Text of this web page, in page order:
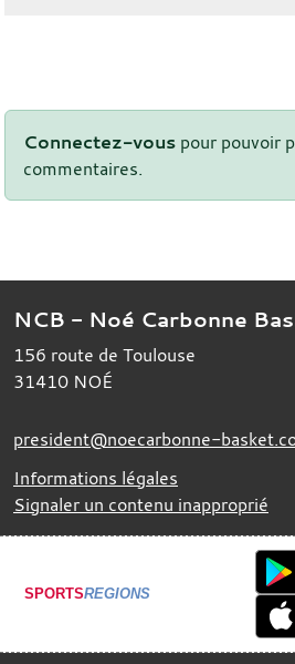
Connectez-vous pour pouvoir
commentaires.
NCB - Noé Carbonne
156 route de Toulouse
31410 NOÉ
president@noecarbonne-
Informations légales
Signaler un contenu inapproprié
SPORTSREGIONS